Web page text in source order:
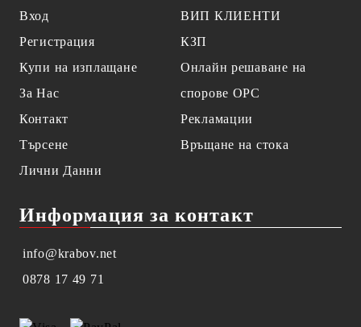
Вход
Регистрация
Купи на изплащане
За Нас
Контакт
Търсене
Лични Данни
ВИП КЛИЕНТИ
КЗП
Онлайн решаване на
спорове OPC
Рекламации
Връщане на стока
Информация за контакт
info@krabov.net
0878 17 49 71